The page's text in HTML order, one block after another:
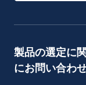
製品の選定に
にお問い合わ